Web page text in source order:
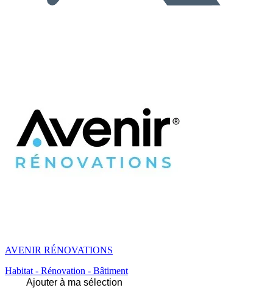
AVENIR RÉNOVATIONS
Habitat - Rénovation - Bâtiment
Ajouter à ma sélection